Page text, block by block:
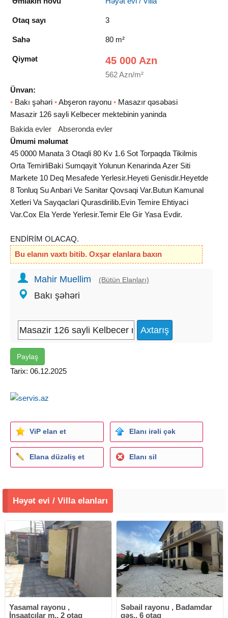
Otaq sayı 3
Sahə 80 m²
Qiymət 45 000 Azn
562 Azn/m²
Ünvan:
• Bakı şəhəri •Abşeron rayonu • Masazır qəsəbəsi
Masazir 126 sayli Kelbecer mektebinin yaninda
Bakida evler
Abseronda evler
Ümumi məlumat
45 0000 Manata 3 Otaqli 80 Kv 1.6 Sot Torpaqda Tikilmis
Orta TemirliBaki Sumqayit Yolunun Kenarinda Azer Siti
Markete 10 Deq Mesafede Yerlesir.Heyeti Genisdir.Heyetde
8 Tonluq Su Anbari Ve Sanitar Qovsaqi Var.Butun Kamunal
Xetleri Va Sayqaclari Qurasdirilib.Evin Temire Ehtiyaci
Var.Cox Ela Yerde Yerlesir.Temir Ele Gir Yasa Evdir.
ENDİRİM OLACAQ.
Bu elanın vaxtı bitib. Oxşar elanlara baxın
Mahir Muellim (Bütün Elanları)
Bakı şəhəri
Paylaş
Tarix: 06.12.2025
ViP elan et Elanı irəli çək
Elana düzəliş et Elanı sil
Həyət evi / Villa elanları
Yasamal rayonu ,
İnşaatçılar m., 2 otaq
Səbail rayonu , Badamdar
qəs., 6 otaq